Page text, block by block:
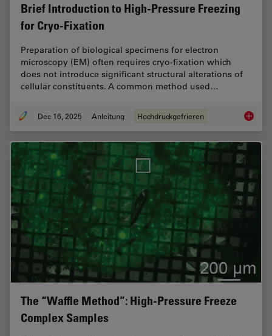
Brief Introduction to High-Pressure Freezing
for Cryo-Fixation
Preparation of biological specimens for electron
microscopy (EM) often requires cryo-fixation which
does not introduce significant structural alterations of
cellular constituents. A common method used…
Dec 16, 2025 Anleitung Hochdruckgefrieren Brief
The “Waffle Method”: High-Pressure Freeze
Complex Samples